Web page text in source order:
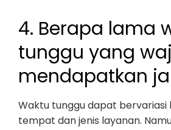
4. Berapa lama
tunggu yang
mendapatkan
Waktu tunggu dapat bervariasi
tempat dan jenis layanan.